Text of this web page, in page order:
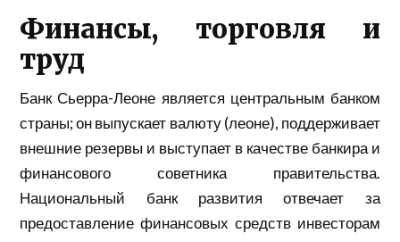
Финансы, торговля и
труд
Банк Сьерра-Леоне является центральным банком
страны; он выпускает валюту (леоне), поддерживает
внешние резервы и выступает в качестве банкира и
финансового советника правительства.
Национальный банк развития отвечает за
предоставление финансовых средств инвесторам